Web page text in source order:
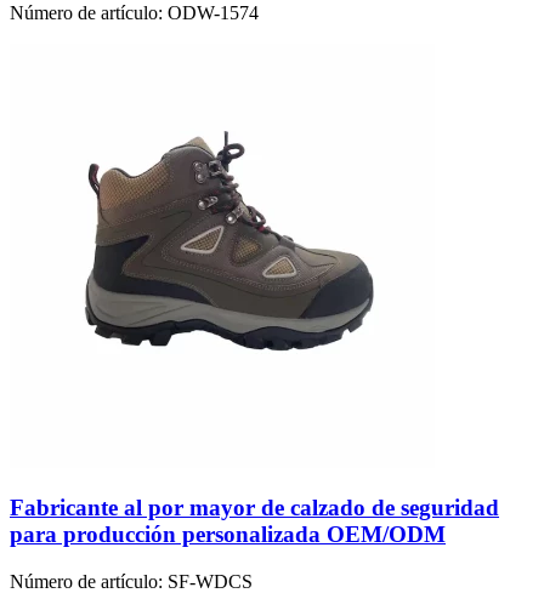
Número de artículo: ODW-1574
Fabricante al por mayor de calzado de seguridad
para producción personalizada OEM/ODM
Número de artículo: SF-WDCS